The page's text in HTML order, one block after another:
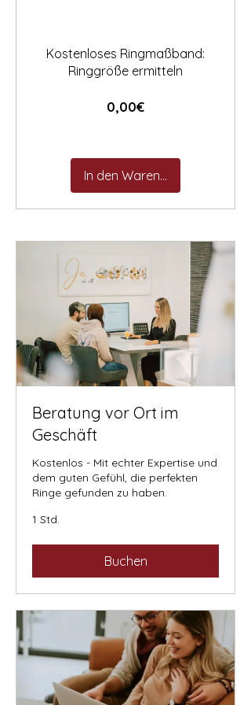
Kostenloses Ringmaßband:
Ringgröße ermitteln
0,00€Preis
In den Warenkorb
Beratung vor Ort im
Geschäft
Kostenlos - Mit echter Expertise und
dem guten Gefühl, die perfekten
Ringe gefunden zu haben.
1 Std.
Buchen